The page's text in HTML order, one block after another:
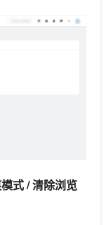
式 / 清除浏览